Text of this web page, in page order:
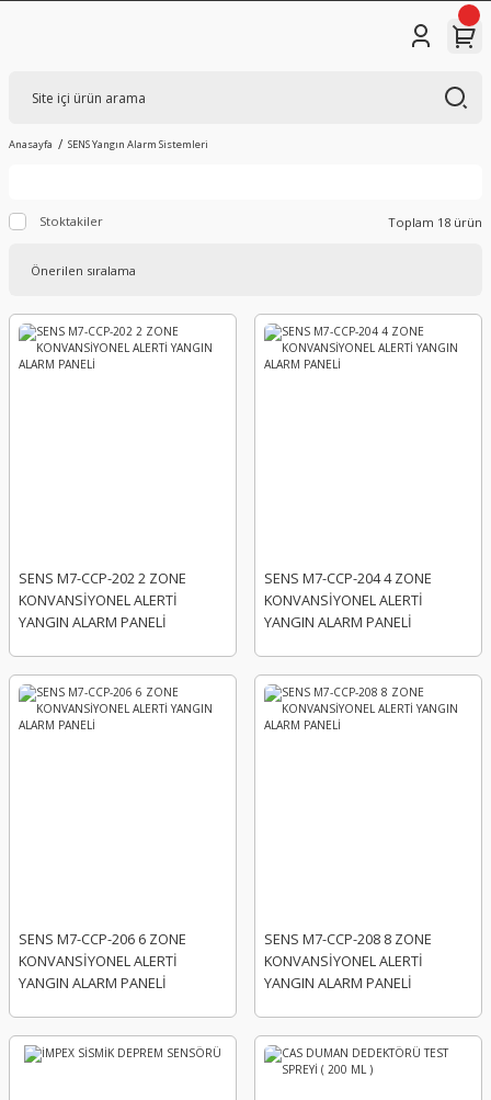
Anasayfa SENS Yangın Alarm Sistemleri
Stoktakiler Toplam 18 ürün
SENS M7-CCP-202 2 ZONE
KONVANSİYONEL ALERTİ
YANGIN ALARM PANELİ
SENS M7-CCP-204 4 ZONE
KONVANSİYONEL ALERTİ
YANGIN ALARM PANELİ
SENS M7-CCP-206 6 ZONE
KONVANSİYONEL ALERTİ
YANGIN ALARM PANELİ
SENS M7-CCP-208 8 ZONE
KONVANSİYONEL ALERTİ
YANGIN ALARM PANELİ